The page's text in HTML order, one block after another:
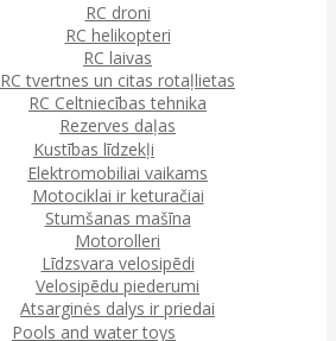
RC droni
RC helikopteri
RC laivas
RC tvertnes un citas rotaļlietas
RC Celtniecības tehnika
Rezerves daļas
Kustības līdzekļi
Elektromobiliai vaikams
Motociklai ir keturačiai
Stumšanas mašīna
Motorolleri
Līdzsvara velosipēdi
Velosipēdu piederumi
Atsarginės dalys ir priedai
Pools and water toys